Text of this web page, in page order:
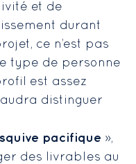
et de
durant
ce n’est pas
type de personne
est assez
distinguer
pacifique »,
des livrables au